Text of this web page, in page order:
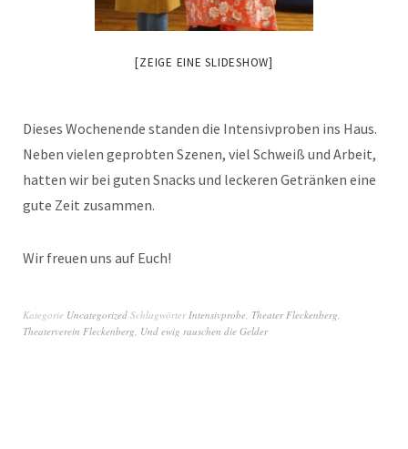
[ZEIGE EINE SLIDESHOW]
Dieses Wochenende standen die Intensivproben ins Haus.
Neben vielen geprobten Szenen, viel Schweiß und Arbeit,
hatten wir bei guten Snacks und leckeren Getränken eine
gute Zeit zusammen.
Wir freuen uns auf Euch!
Kategorie Uncategorized SchlagwörterIntensivprobe, Theater Fleckenberg,
Theaterverein Fleckenberg, Und ewig rauschen die Gelder